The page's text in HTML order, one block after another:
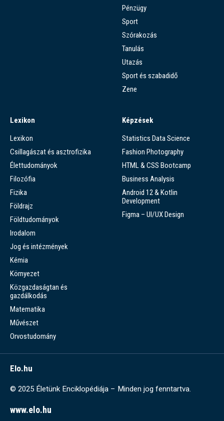
Pénzügy
Sport
Szórakozás
Tanulás
Utazás
Sport és szabadidő
Zene
Lexikon
Lexikon
Csillagászat és asztrofizika
Élettudományok
Filozófia
Fizika
Földrajz
Földtudományok
Irodalom
Jog és intézmények
Kémia
Környezet
Közgazdaságtan és
gazdálkodás
Matematika
Művészet
Orvostudomány
Képzések
Statistics Data Science
Fashion Photography
HTML & CSS Bootcamp
Business Analysis
Android 12 & Kotlin
Development
Figma – UI/UX Design
Elo.hu
© 2025 Életünk Enciklopédiája – Minden jog fenntartva.
www.elo.hu